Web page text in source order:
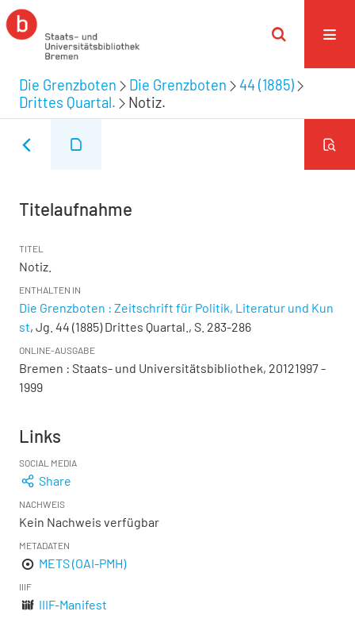
Die Grenzboten Die Grenzboten
44 (1885)
Drittes Quartal.
Notiz.
Titelaufnahme
TITEL
Notiz.
ENTHALTEN IN
Die Grenzboten : Zeitschrift für Politik, Literatur und Kun
st, Jg. 44 (1885) Drittes Quartal., S. 283-286
ONLINE-AUSGABE
Bremen : Staats- und Universitätsbibliothek, 20121997 -
1999
Links
SOCIAL MEDIA
Share
NACHWEIS
Kein Nachweis verfügbar
METADATEN
METS (OAI-PMH)
IIIF
IIIF-Manifest